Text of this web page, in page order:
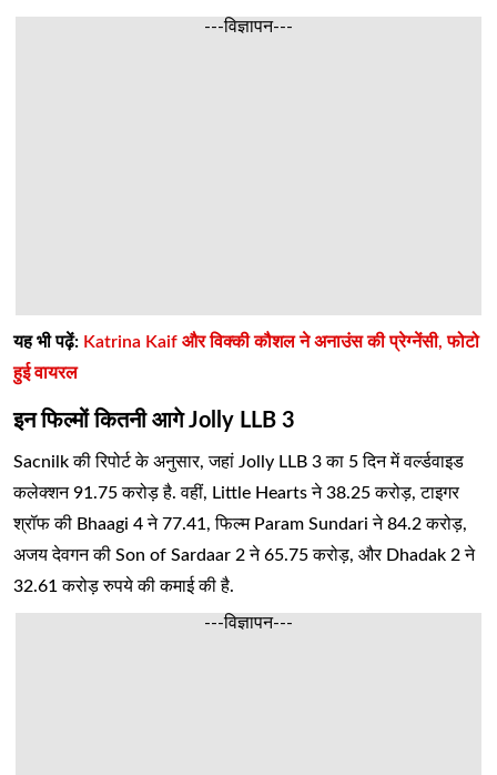
---विज्ञापन---
यह भी पढ़ें: Katrina Kaif और विक्की कौशल ने अनाउंस की प्रेग्नेंसी, फोटो
हुई वायरल
इन फिल्मों कितनी आगे Jolly LLB 3
Sacnilk की रिपोर्ट के अनुसार, जहां Jolly LLB 3 का 5 दिन में वर्ल्डवाइड
कलेक्शन 91.75 करोड़ है. वहीं, Little Hearts ने 38.25 करोड़, टाइगर
श्रॉफ की Bhaagi 4 ने 77.41, फिल्म Param Sundari ने 84.2 करोड़,
अजय देवगन की Son of Sardaar 2 ने 65.75 करोड़, और Dhadak 2 ने
32.61 करोड़ रुपये की कमाई की है.
---विज्ञापन---